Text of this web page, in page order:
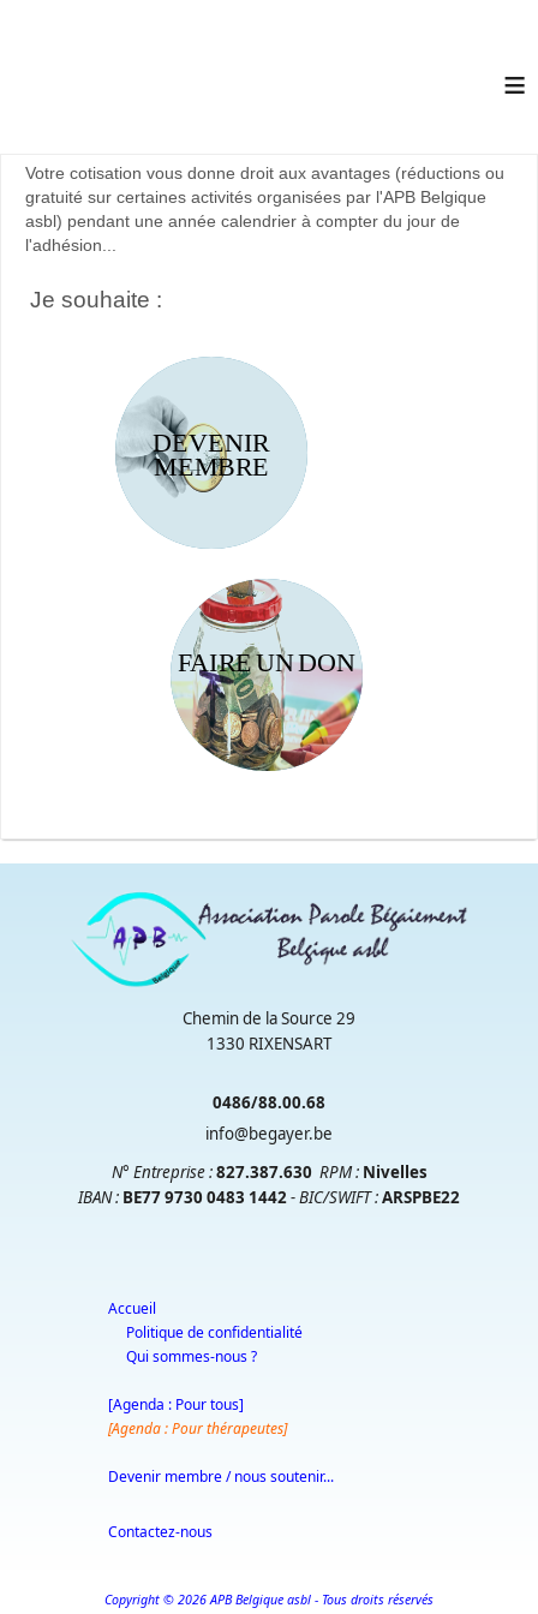
≡
Votre cotisation vous donne droit aux avantages (réductions ou
gratuité sur certaines activités organisées par l'APB Belgique
asbl) pendant une année calendrier à compter du jour de
l'adhésion...
Je souhaite :
DEVENIR
MEMBRE
IDENTIFICATION
NÉCESSAIRE
!
FAIRE UN DON
CHOIX...
Chemin de la Source 29
1330 RIXENSART
0486/88.00.68
info@begayer.be
N° Entreprise :827.387.630 RPM: Nivelles
IBAN : BE77 9730 0483 1442- BIC/SWIFT :ARSPBE22
Accueil
Politique de confidentialité
Qui sommes-nous ?
[Agenda : Pour tous]
[Agenda : Pour thérapeutes]
Devenir membre / nous soutenir...
Contactez-nous
Copyright © 2026 APB Belgique asbl - Tous droits réservés